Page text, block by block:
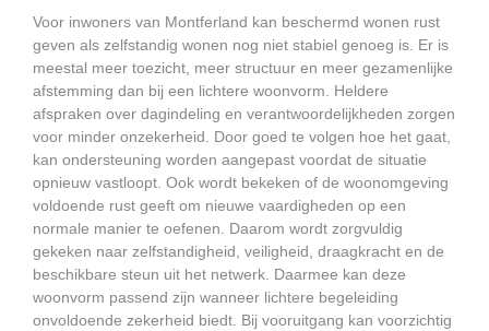
Voor inwoners van Montferland kan beschermd wonen rust
geven als zelfstandig wonen nog niet stabiel genoeg is. Er is
meestal meer toezicht, meer structuur en meer gezamenlijke
afstemming dan bij een lichtere woonvorm. Heldere
afspraken over dagindeling en verantwoordelijkheden zorgen
voor minder onzekerheid. Door goed te volgen hoe het gaat,
kan ondersteuning worden aangepast voordat de situatie
opnieuw vastloopt. Ook wordt bekeken of de woonomgeving
voldoende rust geeft om nieuwe vaardigheden op een
normale manier te oefenen. Daarom wordt zorgvuldig
gekeken naar zelfstandigheid, veiligheid, draagkracht en de
beschikbare steun uit het netwerk. Daarmee kan deze
woonvorm passend zijn wanneer lichtere begeleiding
onvoldoende zekerheid biedt. Bij vooruitgang kan voorzichtig